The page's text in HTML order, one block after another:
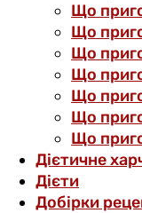
Що
Що
Що
Що
Що
Що
Що
Дієтичне
Дієти
Добірки